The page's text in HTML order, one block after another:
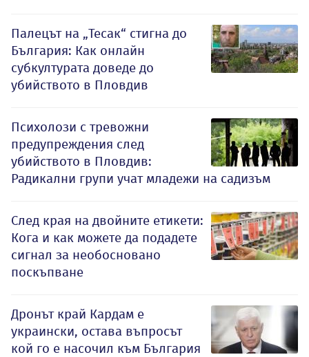
Палецът на „Тесак“ стигна до
България: Как онлайн
субкултурата доведе до
убийството в Пловдив
Психолози с тревожни
предупреждения след
убийството в Пловдив:
Радикални групи учат младежи на садизъм
След края на двойните етикети:
Кога и как можете да подадете
сигнал за необосновано
поскъпване
Дронът край Кардам е
украински, остава въпросът
кой го е насочил към България